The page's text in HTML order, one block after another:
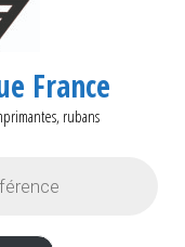
France
rubans